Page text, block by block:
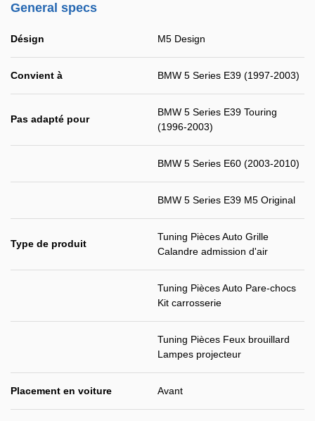
General specs
Désign M5 Design
Convient à BMW 5 Series E39 (1997-2003)
Pas adapté pour
BMW 5 Series E39 Touring
(1996-2003)
BMW 5 Series E60 (2003-2010)
BMW 5 Series E39 M5 Original
Type de produit
Tuning Pièces Auto Grille
Calandre admission d'air
Tuning Pièces Auto Pare-chocs
Kit carrosserie
Tuning Pièces Feux brouillard
Lampes projecteur
Placement en voiture Avant